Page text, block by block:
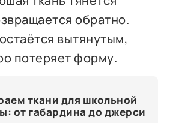
обратно.
вытянутым,
потеряет форму.
ткани для школьной
от габардина до джерси